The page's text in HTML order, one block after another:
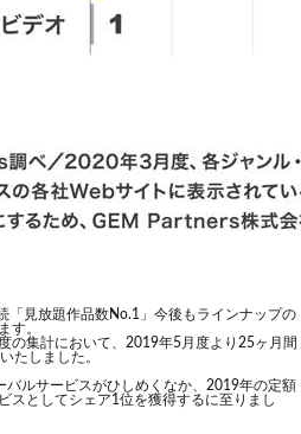
「見放題作品数No.1」今後もラインナップの
す。
の集計において、2019年5月度より25ヶ月間
たしました。
バルサービスがひしめくなか、2019年の定額
スとしてシェア1位を獲得するに至りまし